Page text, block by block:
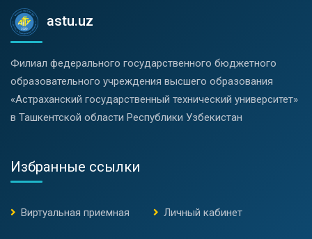
astu.uz
Филиал федерального государственного бюджетного
образовательного учреждения высшего образования
«Астраханский государственный технический университет»
в Ташкентской области Республики Узбекистан
Избранные ссылки
Виртуальная приемная Личный кабинет